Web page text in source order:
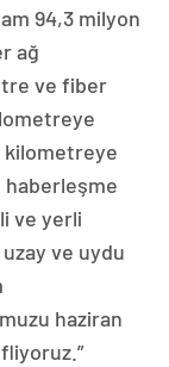
94,3 milyon
ağ
ve fiber
kilometreye
haberleşme
ve yerli
ve uydu
haziran